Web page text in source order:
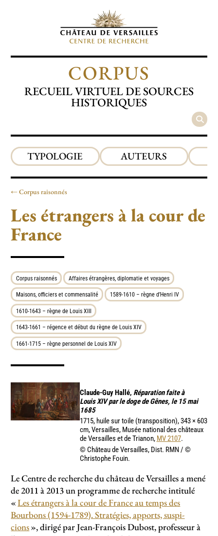
CORPUS
RECUEIL VIRTUEL DE SOURCES
HISTORIQUES
TYPOLOGIE AUTEURS
Corpus raisonnés
Les étrangers à la cour de
France
Corpus raisonnés Affaires étrangères, diplomatie et voyages
Maisons, officiers et commensalité 1589-1610 – règne d’Henri IV
1610-1643 – règne de Louis XIII
1643-1661 – régence et début du règne de Louis XIV
1661-1715 – règne personnel de Louis XIV
Claude-Guy Hallé, Réparation faite à
Louis XIV par le doge de Gênes, le 15 mai
1685
1715, huile sur toile (transposition), 343 × 603
cm, Versailles, Musée national des châteaux
de Versailles et de Trianon, MV 2107.
© Château de Versailles, Dist. RMN / ©
Christophe Fouin.
Le Centre de recher­che du châ­teau de Versailles a mené
de 2011 à 2013 un pro­gramme de recher­che intitulé
«Les étrangers à la cour de France au temps des
Bourbons (1594-1789). Stratégies, apports, sus­pi­
cions», dirigé par Jean-François Dubost, professeur à